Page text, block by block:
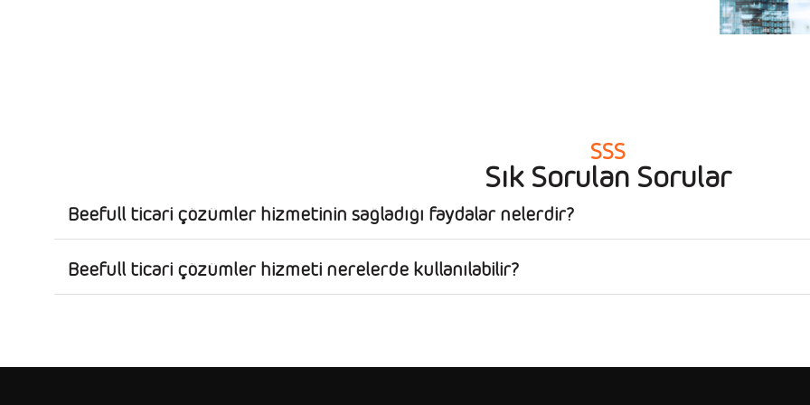
SSS
Sık Sorulan Sorular
Beefull ticari çözümler hizmetinin sağladığı faydalar nelerdir?
Beefull ticari çözümler hizmeti nerelerde kullanılabilir?